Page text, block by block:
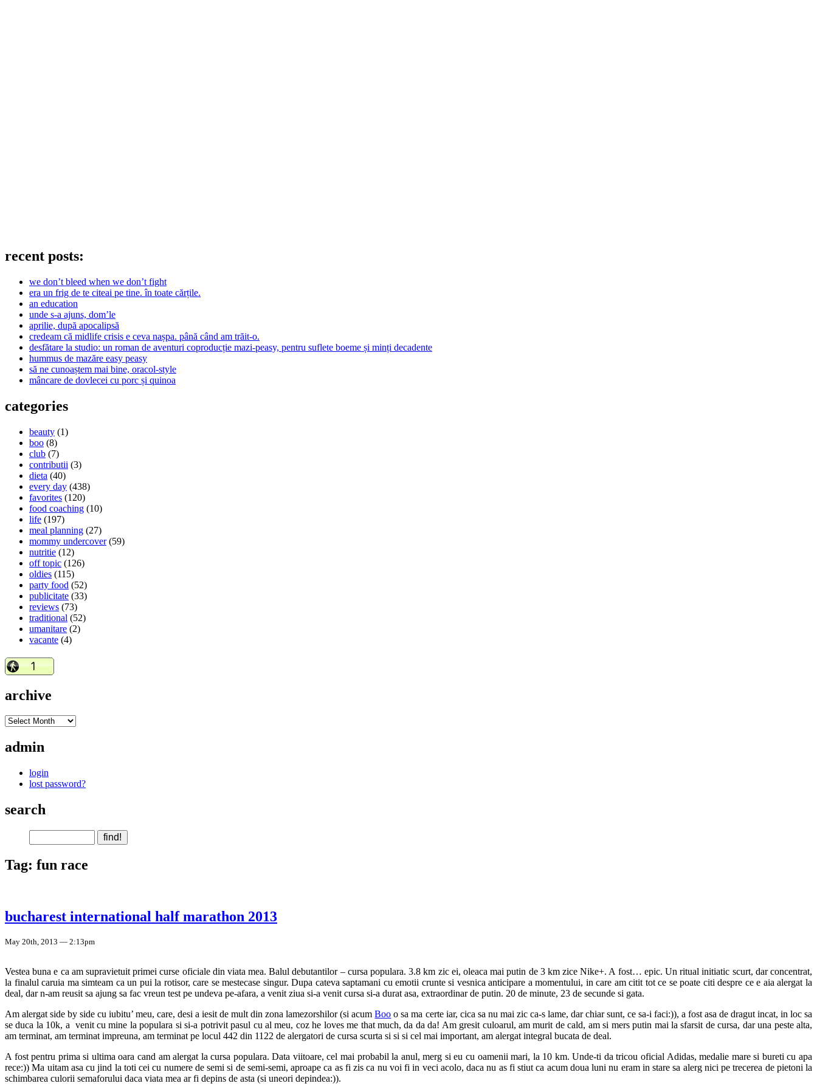
recent posts:
we don’t bleed when we don’t fight
era un frig de te citeai pe tine. în toate cărțile.
an education
unde s-a ajuns, dom’le
aprilie, după apocalipsă
credeam că midlife crisis e ceva nașpa. până când am trăit-o.
desfătare la studio: un roman de aventuri coproducție mazi-peasy, pentru suflete boeme și minți decadente
hummus de mazăre easy peasy
să ne cunoaștem mai bine, oracol-style
mâncare de dovlecei cu porc și quinoa
categories
beauty (1)
boo (8)
club (7)
contributii (3)
dieta (40)
every day (438)
favorites (120)
food coaching (10)
life (197)
meal planning (27)
mommy undercover(59)
nutritie (12)
off topic (126)
oldies (115)
party food (52)
publicitate (33)
reviews (73)
traditional (52)
umanitare (2)
vacante (4)
archive
admin
login
lost password?
search
Tag: fun race
bucharest international half marathon 2013
May 20th, 2013 — 2:13pm
Vestea buna e ca am supravietuit primei curse oficiale din viata mea. Balul debutantilor – cursa populara. 3.8 km zic ei, oleaca mai putin de 3 km zice Nike+. A fost… epic. Un ritual initiatic scurt, dar concentrat,
la finalul caruia ma simteam ca un pui la rotisor, care se mestecase singur. Dupa cateva saptamani cu emotii crunte si vesnica anticipare a momentului, in care am citit tot ce se poate citi despre ce e aia alergat la
deal, dar n-am reusit sa ajung sa fac vreun test pe undeva pe-afara, a venit ziua si-a venit cursa si-a durat asa, extraordinar de putin. 20 de minute, 23 de secunde si gata.
Am alergat side by side cu iubitu’ meu, care, desi a iesit de mult din zona lamezorshilor (si acumBoo o sa ma certe iar, cica sa nu mai zic ca-s lame, dar chiar sunt, ce sa-i faci:)), a fost asa de dragut incat, in loc sa
se duca la 10k, a venit cu mine la populara si si-a potrivit pasul cu al meu, coz he loves me that much, da da da! Am gresit culoarul, am murit de cald, am si mers putin mai la sfarsit de cursa, dar una peste alta,
am terminat, am terminat impreuna, am terminat pe locul 442 din 1122 de alergatori de cursa scurta si si si cel mai important, am alergat integral bucata de deal.
A fost pentru prima si ultima oara cand am alergat la cursa populara. Data viitoare, cel mai probabil la anul, merg si eu cu oamenii mari, la 10 km. Unde-ti da tricou oficial Adidas, medalie mare si bureti cu apa
rece:)) Ma uitam asa cu jind la toti cei cu numere de semi si de semi-semi, aproape ca as fi zis ca nu voi fi in veci acolo, daca nu as fi stiut ca acum doua luni nu eram in stare sa alerg nici pe trecerea de pietoni la
schimbarea culorii semaforului daca viata mea ar fi depins de asta (si uneori depindea:)).